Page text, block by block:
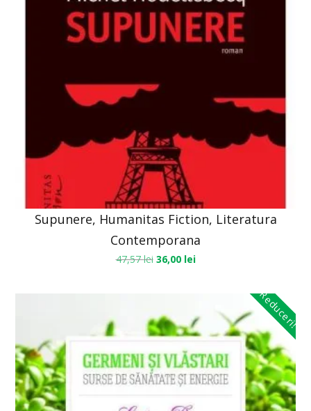
Supunere, Humanitas Fiction, Literatura
Contemporana
47,57lei 36,00 lei
Reduceri!